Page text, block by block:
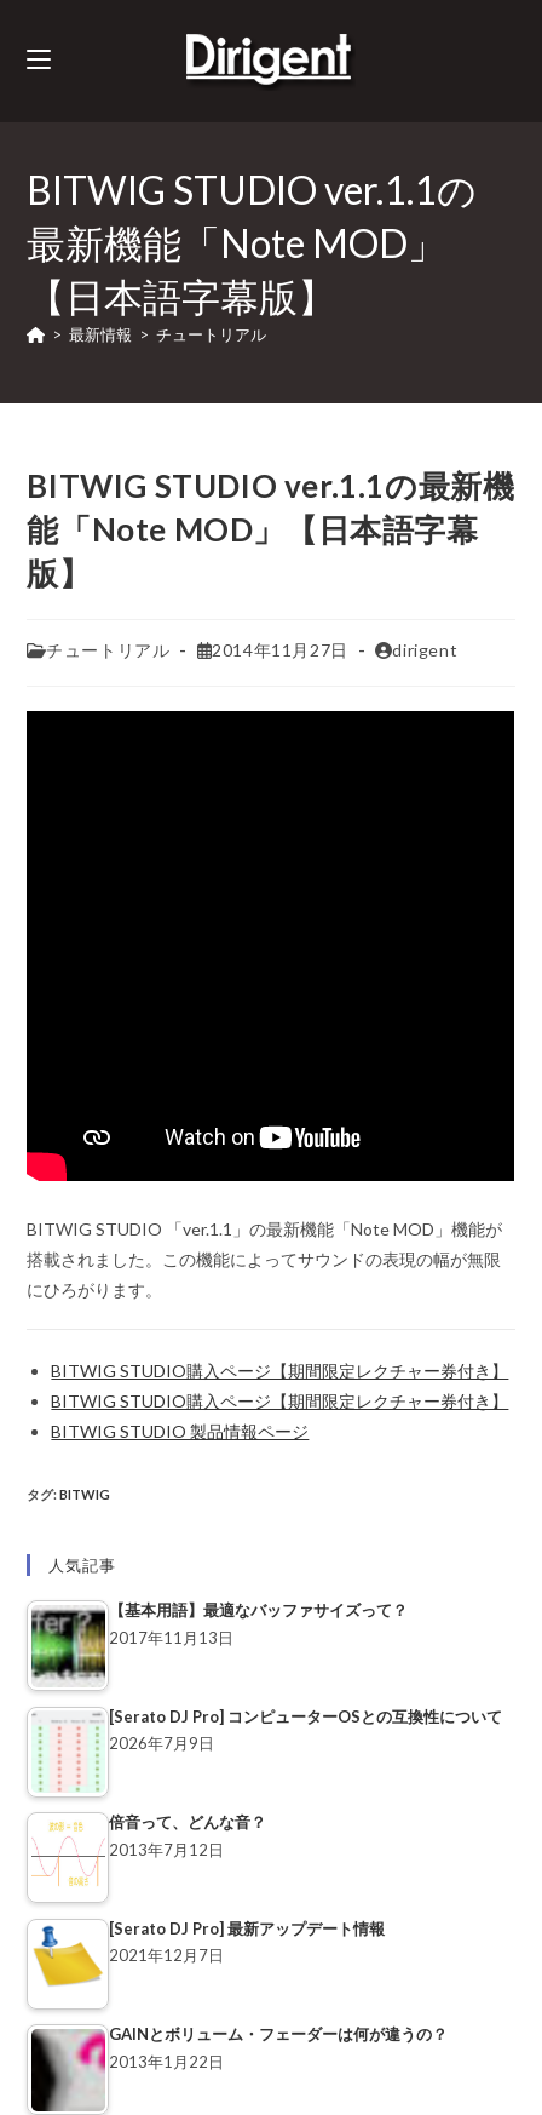
BITWIG STUDIO ver.1.1の
最新機能「Note MOD」
【日本語字幕版】
> 最新情報 > チュートリアル
BITWIG STUDIO ver.1.1の最新機
能「Note MOD」【日本語字幕
版】
チュートリアル 2014年11月27日 dirigent
BITWIG STUDIO 「ver.1.1」の最新機能「Note MOD」機能が
搭載されました。この機能によってサウンドの表現の幅が無限
にひろがります。
BITWIG STUDIO購入ページ【期間限定レクチャー券付き】
BITWIG STUDIO購入ページ【期間限定レクチャー券付き】
BITWIG STUDIO 製品情報ページ
タグ:BITWIG
人気記事
【基本用語】最適なバッファサイズって？
2017年11月13日
[Serato DJ Pro] コンピューターOSとの互換性について
2026年7月9日
倍音って、どんな音？
2013年7月12日
[Serato DJ Pro] 最新アップデート情報
2021年12月7日
GAINとボリューム・フェーダーは何が違うの？
2013年1月22日